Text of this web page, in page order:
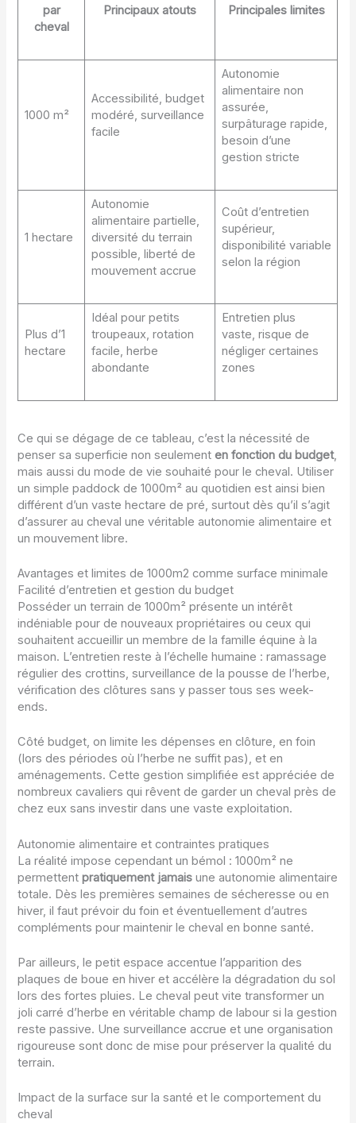
par
cheval
Principaux atouts Principales limites
1000 m²
Accessibilité, budget
modéré, surveillance
facile
Autonomie
alimentaire non
assurée,
surpâturage rapide,
besoin d’une
gestion stricte
1 hectare
Autonomie
alimentaire partielle,
diversité du terrain
possible, liberté de
mouvement accrue
Coût d’entretien
supérieur,
disponibilité variable
selon la région
Plus d’1
hectare
Idéal pour petits
troupeaux, rotation
facile, herbe
abondante
Entretien plus
vaste, risque de
négliger certaines
zones
Ce qui se dégage de ce tableau, c’est la nécessité de
penser sa superficie non seulementen fonction du budget,
mais aussi du mode de vie souhaité pour le cheval. Utiliser
un simple paddock de 1000m² au quotidien est ainsi bien
différent d’un vaste hectare de pré, surtout dès qu’il s’agit
d’assurer au cheval une véritable autonomie alimentaire et
un mouvement libre.
Avantages et limites de 1000m2 comme surface minimale
Facilité d’entretien et gestion du budget
Posséder un terrain de 1000m² présente un intérêt
indéniable pour de nouveaux propriétaires ou ceux qui
souhaitent accueillir un membre de la famille équine à la
maison. L’entretien reste à l’échelle humaine : ramassage
régulier des crottins, surveillance de la pousse de l’herbe,
vérification des clôtures sans y passer tous ses week-
ends.
Côté budget, on limite les dépenses en clôture, en foin
(lors des périodes où l’herbe ne suffit pas), et en
aménagements. Cette gestion simplifiée est appréciée de
nombreux cavaliers qui rêvent de garder un cheval près de
chez eux sans investir dans une vaste exploitation.
Autonomie alimentaire et contraintes pratiques
La réalité impose cependant un bémol : 1000m² ne
permettentpratiquement jamais une autonomie alimentaire
totale. Dès les premières semaines de sécheresse ou en
hiver, il faut prévoir du foin et éventuellement d’autres
compléments pour maintenir le cheval en bonne santé.
Par ailleurs, le petit espace accentue l’apparition des
plaques de boue en hiver et accélère la dégradation du sol
lors des fortes pluies. Le cheval peut vite transformer un
joli carré d’herbe en véritable champ de labour si la gestion
reste passive. Une surveillance accrue et une organisation
rigoureuse sont donc de mise pour préserver la qualité du
terrain.
Impact de la surface sur la santé et le comportement du
cheval